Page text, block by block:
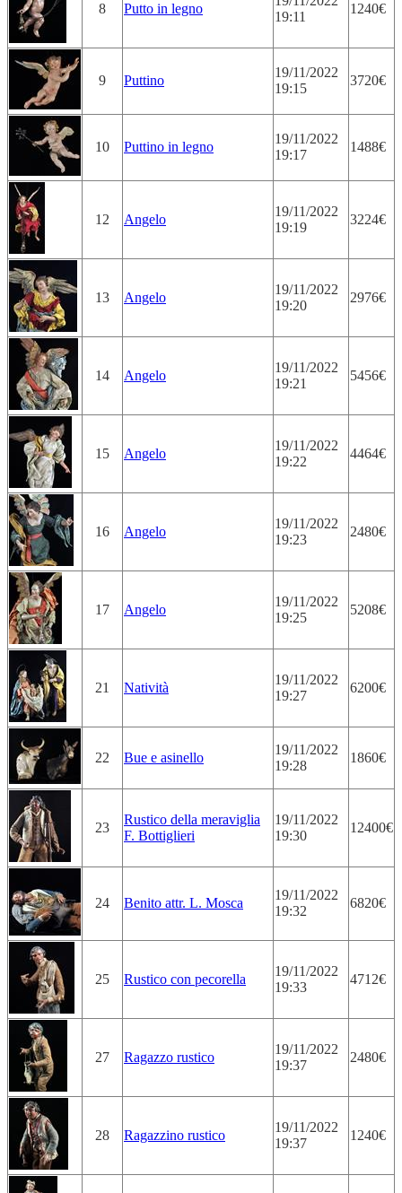
8 Putto in legno
19:11
1240€
9 Puttino
19/11/2022
19:15
3720€
10 Puttino in legno
19/11/2022
19:17
1488€
12 Angelo
19/11/2022
19:19
3224€
13 Angelo
19/11/2022
19:20
2976€
14 Angelo
19/11/2022
19:21
5456€
15 Angelo
19/11/2022
19:22
4464€
16 Angelo
19/11/2022
19:23
2480€
17 Angelo
19/11/2022
19:25
5208€
21 Natività
19/11/2022
19:27
6200€
22 Bue e asinello
19/11/2022
19:28
1860€
23
Rustico della meraviglia
F. Bottiglieri
19/11/2022
19:30
12400€
24 Benito attr. L. Mosca
19/11/2022
19:32
6820€
25 Rustico con pecorella
19/11/2022
19:33
4712€
27 Ragazzo rustico
19/11/2022
19:37
2480€
28 Ragazzino rustico
19/11/2022
19:37
1240€